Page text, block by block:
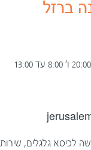
ברזל
לכיסא גלגלים,